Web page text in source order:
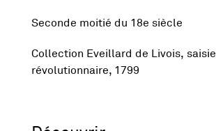
Seconde moitié du 18e siècle
Collection Eveillard de Livois, saisie
révolutionnaire, 1799